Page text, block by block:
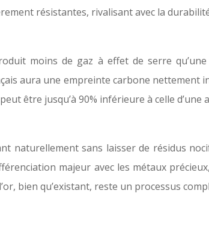
résistantes, rivalisant avec la durabilité
moins de gaz à effet de serre
aura une empreinte carbone nettement
être jusqu’à 90% inférieure à celle d’une
naturellement sans laisser de résidus
majeur avec les métaux
bien qu’existant, reste un processus